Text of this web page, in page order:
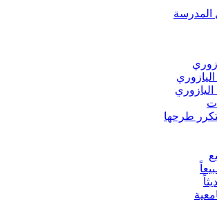
المدرسة
طرحها